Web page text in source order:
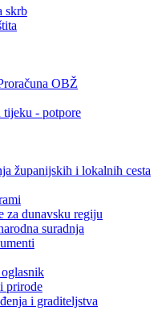
skrb
OBŽ
- potpore
županijskih i lokalnih cesta
za dunavsku regiju
suradnja
prirode
i graditeljstva